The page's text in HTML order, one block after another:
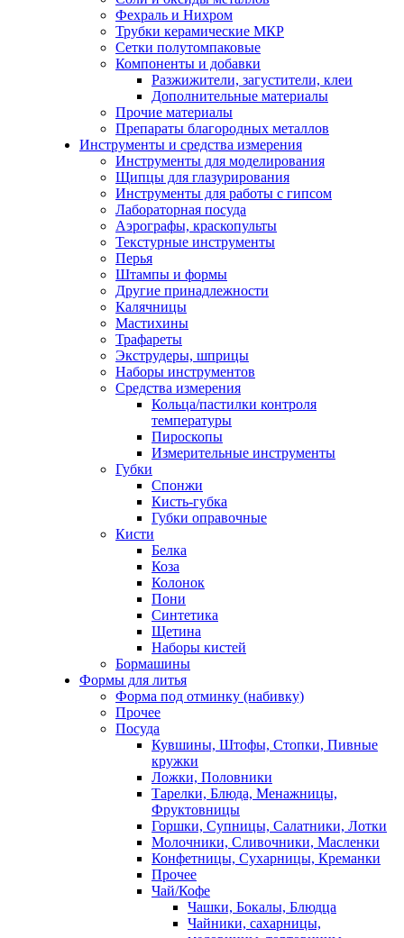
Фехраль и Нихром
Трубки керамические МКР
Сетки полутомпаковые
Компоненты и добавки
Разжижители, загустители, клеи
Дополнительные материалы
Прочие материалы
Препараты благородных металлов
Инструменты и средства измерения
Инструменты для моделирования
Щипцы для глазурирования
Инструменты для работы с гипсом
Лабораторная посуда
Аэрографы, краскопульты
Текстурные инструменты
Перья
Штампы и формы
Другие принадлежности
Калячницы
Мастихины
Трафареты
Экструдеры, шприцы
Наборы инструментов
Средства измерения
Кольца/пастилки контроля
температуры
Пироскопы
Измерительные инструменты
Губки
Спонжи
Кисть-губка
Губки оправочные
Кисти
Белка
Коза
Колонок
Пони
Синтетика
Щетина
Наборы кистей
Бормашины
Формы для литья
Форма под отминку (набивку)
Прочее
Посуда
Кувшины, Штофы, Стопки, Пивные
кружки
Ложки, Половники
Тарелки, Блюда, Менажницы,
Фруктовницы
Горшки, Супницы, Салатники, Лотки
Молочники, Сливочники, Масленки
Конфетницы, Сухарницы, Креманки
Прочее
Чай/Кофе
Чашки, Бокалы, Блюдца
Чайники, сахарницы,